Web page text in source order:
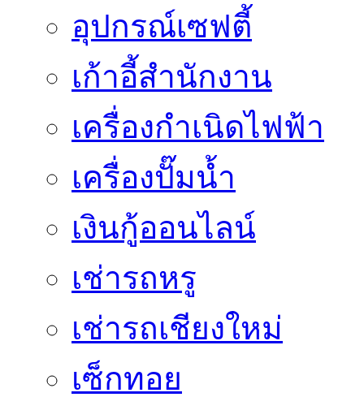
อุปกรณ์เซฟตี้
เก้าอี้สำนักงาน
เครื่องกำเนิดไฟฟ้า
เครื่องปั๊มน้ำ
เงินกู้ออนไลน์
เช่ารถหรู
เช่ารถเชียงใหม่
เซ็กทอย